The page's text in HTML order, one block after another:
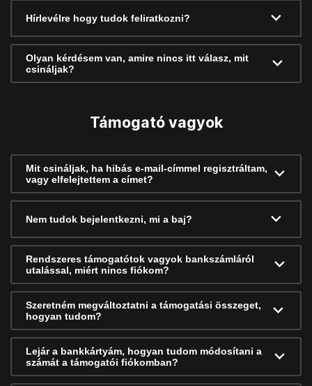
Hírlevélre hogy tudok feliratkozni?
Olyan kérdésem van, amire nincs itt válasz, mit
csináljak?
Támogató vagyok
Mit csináljak, ha hibás e-mail-címmel regisztráltam,
vagy elfelejtettem a címet?
Nem tudok bejelentkezni, mi a baj?
Rendszeres támogatótok vagyok bankszámláról
utalással, miért nincs fiókom?
Szeretném megváltoztatni a támogatási összeget,
hogyan tudom?
Lejár a bankkártyám, hogyan tudom módosítani a
számát a támogatói fiókomban?